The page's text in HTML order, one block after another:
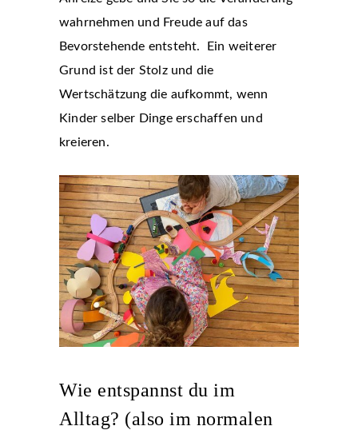
wahrnehmen und Freude auf das
Bevorstehende entsteht. Ein weiterer
Grund ist der Stolz und die
Wertschätzung die aufkommt, wenn
Kinder selber Dinge erschaffen und
kreieren.
Wie entspannst du im
Alltag? (also im normalen